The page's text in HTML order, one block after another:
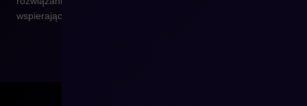
wspierających rozwój firmy.